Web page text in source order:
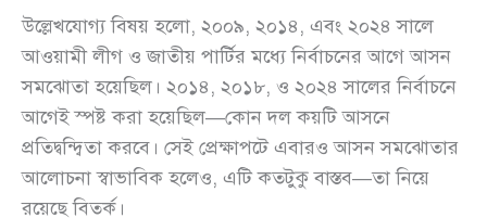
উল্লেখযোগ্য বিষয় হলো, ২০০৯, ২০১৪, এবং ২০২৪ সালে
আওয়ামী লীগ ও জাতীয় পার্টির মধ্যে নির্বাচনের আগে আসন
সমঝোতা হয়েছিল। ২০১৪, ২০১৮, ও ২০২৪ সালের নির্বাচনে
আগেই স্পষ্ট করা হয়েছিল—কোন দল কয়টি আসনে
প্রতিদ্বন্দ্বিতা করবে। সেই প্রেক্ষাপটে এবারও আসন সমঝোতার
আলোচনা স্বাভাবিক হলেও, এটি কতটুকু বাস্তব—তা নিয়ে
রয়েছে বিতর্ক।